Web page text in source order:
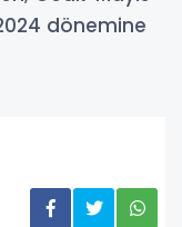
dönemine